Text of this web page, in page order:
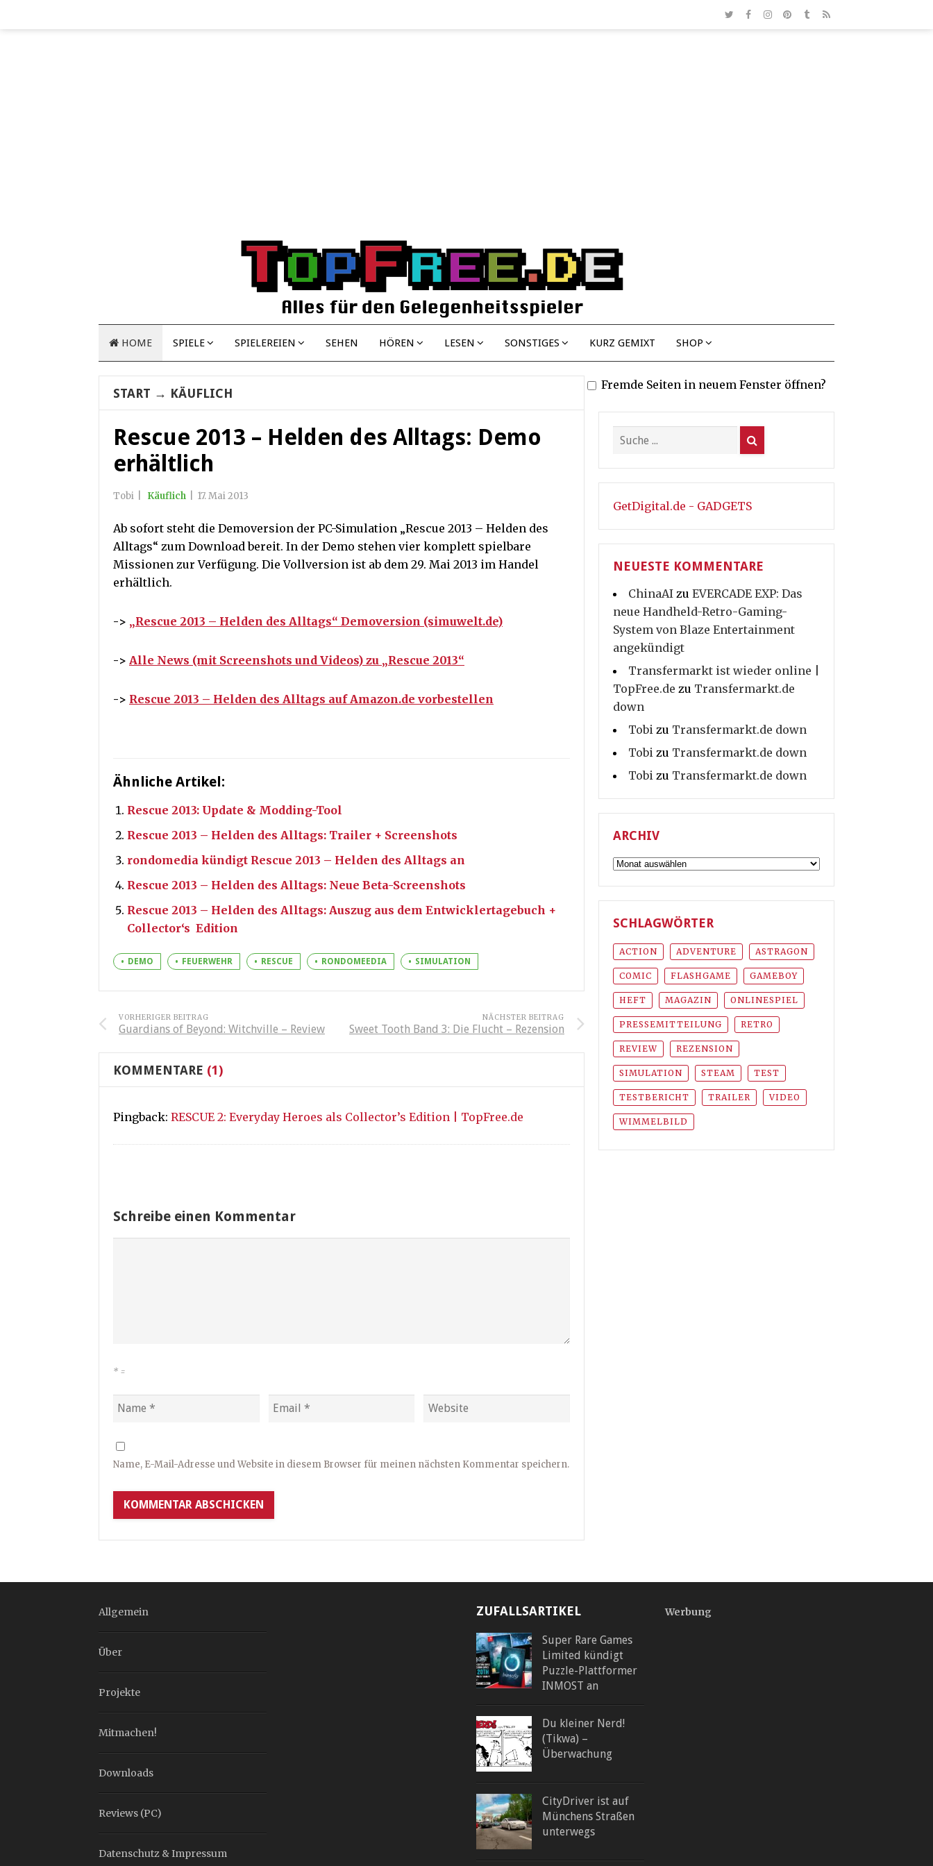
HOME SPIELE SPIELEREIEN SEHEN HÖREN LESEN SONSTIGES KURZ GEMIXT SHOP
START → KÄUFLICH
Rescue 2013 – Helden des Alltags: Demo
erhältlich
Tobi Käuflich 17. Mai 2013
Ab sofort steht die Demoversion der PC-Simulation „Rescue 2013 – Helden des
Alltags“ zum Download bereit. In der Demo stehen vier komplett spielbare
Missionen zur Verfügung. Die Vollversion ist ab dem 29. Mai 2013 im Handel
erhältlich.
-> „Rescue 2013 – Helden des Alltags“ Demoversion (simuwelt.de)
-> Alle News (mit Screenshots und Videos) zu „Rescue 2013“
-> Rescue 2013 – Helden des Alltags auf Amazon.de vorbestellen
Ähnliche Artikel:
Rescue 2013: Update & Modding-Tool
Rescue 2013 – Helden des Alltags: Trailer + Screenshots
rondomedia kündigt Rescue 2013 – Helden des Alltags an
Rescue 2013 – Helden des Alltags: Neue Beta-Screenshots
Rescue 2013 – Helden des Alltags: Auszug aus dem Entwicklertagebuch +
Collector‘s Edition
DEMO FEUERWEHR RESCUE RONDOMEEDIA SIMULATION
VORHERIGER BEITRAG
Guardians of Beyond: Witchville – Review
NÄCHSTER BEITRAG
Sweet Tooth Band 3: Die Flucht – Rezension
KOMMENTARE (1)
Pingback: RESCUE 2: Everyday Heroes als Collector’s Edition | TopFree.de
Schreibe einen Kommentar
* =
Name, E-Mail-Adresse und Website in diesem Browser für meinen nächsten Kommentar speichern.
Fremde Seiten in neuem Fenster öffnen?
GetDigital.de - GADGETS
NEUESTE KOMMENTARE
ChinaAI zu EVERCADE EXP: Das
neue Handheld-Retro-Gaming-
System von Blaze Entertainment
angekündigt
Transfermarkt ist wieder online |
TopFree.de zu Transfermarkt.de
down
Tobi zu Transfermarkt.de down
Tobi zu Transfermarkt.de down
Tobi zu Transfermarkt.de down
ARCHIV
Archiv
SCHLAGWÖRTER
ACTION ADVENTURE ASTRAGON
COMIC FLASHGAME GAMEBOY
HEFT MAGAZIN ONLINESPIEL
PRESSEMITTEILUNG RETRO
REVIEW REZENSION
SIMULATION STEAM TEST
TESTBERICHT TRAILER VIDEO
WIMMELBILD
Allgemein
Über
Projekte
Mitmachen!
Downloads
Reviews (PC)
Datenschutz & Impressum
ZUFALLSARTIKEL
Super Rare Games
Limited kündigt
Puzzle-Plattformer
INMOST an
Du kleiner Nerd!
(Tikwa) –
Überwachung
CityDriver ist auf
Münchens Straßen
unterwegs
Werbung